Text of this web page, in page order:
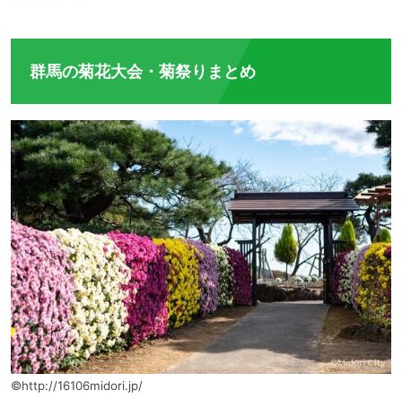
群馬の菊花大会・菊祭りまとめ
©http://16106midori.jp/